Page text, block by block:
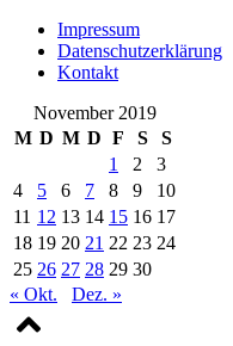
Impressum
Datenschutzerklärung
Kontakt
November 2019
M D M D F S
S
1
2
3
4
5 6 7 8 9
10
11 12 13 14 15 16 17
18 19 20 21 22 23 24
25 26 27 28 29 30
« Okt.
Dez. »